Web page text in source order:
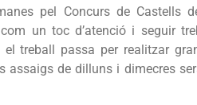
pel Concurs de Castells
un toc d’atenció i seguir
el treball passa per realitzar
assaigs de dilluns i dimecres